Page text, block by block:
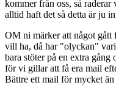
kommer från oss, så
alltid haft det så detta är ju
OM ni märker att något
vill ha, då har "olyckan"
bara stöter på en extra
för vi gillar att få era mail
Bättre ett mail för mycket